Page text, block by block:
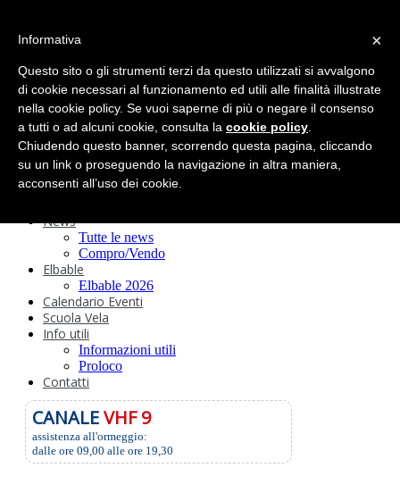
Circolo
Statuto e
Regolamenti
Storia
Ormeggi
Sede e Servizi
Attività
Safeguarding
News
Tutte le news
Compro/Vendo
Elbable
Elbable 2026
Calendario Eventi
Scuola Vela
Info utili
Informazioni utili
Proloco
Contatti
CANALEVHF 9
assistenza all'ormeggio:
dalle ore 09,00 alle ore 19,30
×
Informativa
Questo sito o gli strumenti terzi da questo utilizzati si avvalgono
di cookie necessari al funzionamento ed utili alle finalità illustrate
nella cookie policy. Se vuoi saperne di più o negare il consenso
a tutti o ad alcuni cookie, consulta la cookie policy
Chiudendo questo banner, scorrendo questa pagina, cliccando
su un link o proseguendo la navigazione in altra maniera,
acconsenti all’uso dei cookie.